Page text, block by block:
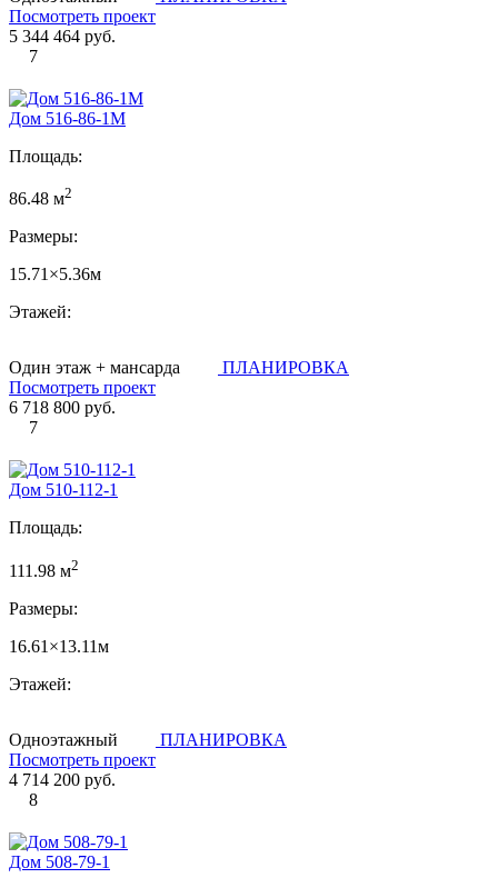
Посмотреть проект
5 344 464 руб.
7
Дом 516-86-1М
Площадь:
86.48 м2
Размеры:
15.71×5.36м
Этажей:
Один этаж + мансарда
ПЛАНИРОВКА
Посмотреть проект
6 718 800 руб.
7
Дом 510-112-1
Площадь:
111.98 м2
Размеры:
16.61×13.11м
Этажей:
Одноэтажный
ПЛАНИРОВКА
Посмотреть проект
4 714 200 руб.
8
Дом 508-79-1